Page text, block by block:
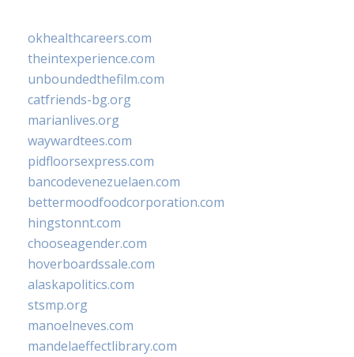
okhealthcareers.com
theintexperience.com
unboundedthefilm.com
catfriends-bg.org
marianlives.org
waywardtees.com
pidfloorsexpress.com
bancodevenezuelaen.com
bettermoodfoodcorporation.com
hingstonnt.com
chooseagender.com
hoverboardssale.com
alaskapolitics.com
stsmp.org
manoelneves.com
mandelaeffectlibrary.com